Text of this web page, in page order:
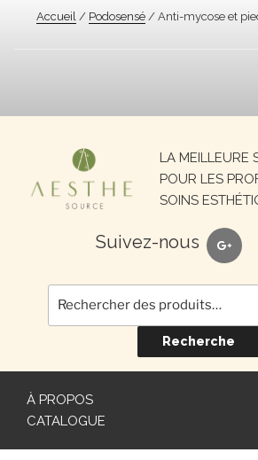
Accueil / Podosensé / Anti-mycose et
LA MEILLEURE
POUR LES
SOINS
Suivez-nous
Recherche
pour :
Recherche
À PROPOS
CATALOGUE